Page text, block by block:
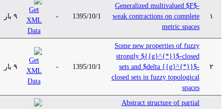
Generalized multivalued $F$-
weak contractions on complete
metric spaces
1395/10/1
Some new properties of fuzzy
strongly ${{g}^{*}}$-closed
sets and $delta {{g}^{*}}$-
closed sets in fuzzy topological
spaces
1395/10/1
Abstract structure of partial